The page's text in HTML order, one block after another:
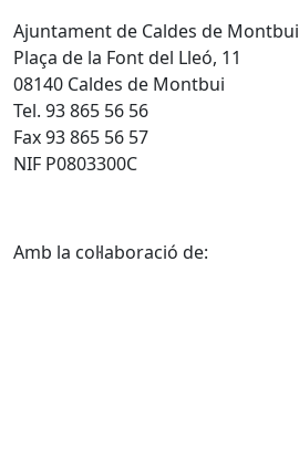
Ajuntament de Caldes de Montbui
Plaça de la Font del Lleó, 11
08140 Caldes de Montbui
Tel. 93 865 56 56
Fax 93 865 56 57
NIF P0803300C
Amb la col·laboració de: